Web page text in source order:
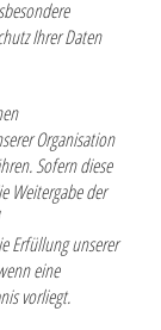
Ihrer Daten
Organisation
Sofern diese
Weitergabe der
Erfüllung unserer
eine
vorliegt.